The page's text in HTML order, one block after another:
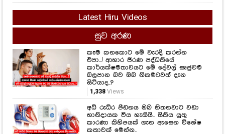
Latest Hiru Videos
සුව අරණ
කෑම කනකොට මේ වැරදි කරන්න
එපා...! ආහාර ජීරණ පද්ධතියේ
කාර්යක්ෂමතාවයට මේ දේවල් සෘජුවම
බලපාන බව ඔබ නිකමටවත් දැන
සිටියාද..?
1,338Views
අධි රුධිර පීඩනය ඔබ හිතනවාට වඩා
හානිදායක විය හැකියි.. සිතිය යුතු
කාරණා කිහිපයක් ගැන ඇසෙන විශේෂ
කතාවක් මෙන්න..